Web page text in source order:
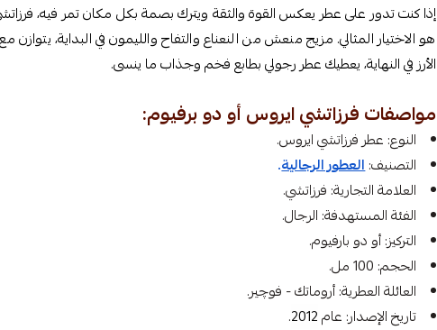
إذا كنت تدور على عطر يعكس القوة والثقة ويترك بصمة بكل مكان تمر فيه،
هو الاختيار المثالي. مزيج منعش من النعناع والتفاح والليمون في البداية،
الأرز في النهاية، يعطيك عطر رجولي بطابع فخم وجذاب ما ينسى.
مواصفات فرزاتشي ايروس أو دو برفيوم:
النوع: عطر فرزاتشي ايروس.
التصنيف:العطور الرجالية.
العلامة التجارية: فرزاتشي.
الفئة المستهدفة: الرجال.
التركيز: أو دو بارفيوم.
الحجم: 100 مل.
العائلة العطرية: أروماتك - فوچير.
تاريخ الإصدار: عام2012
.